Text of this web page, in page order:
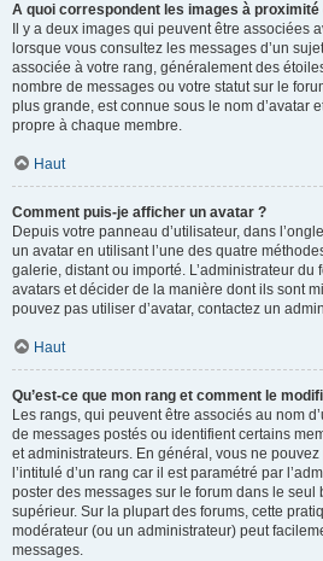
A quoi correspondent les images à proximité
Il y a deux images qui peuvent être associées
lorsque vous consultez les messages d’un
associée à votre rang, généralement des
nombre de messages ou votre statut sur le
plus grande, est connue sous le nom d’avatar
propre à chaque membre.
Haut
Comment puis-je afficher un avatar ?
Depuis votre panneau d’utilisateur, dans
un avatar en utilisant l’une des quatre
galerie, distant ou importé. L’administrateur du
avatars et décider de la manière dont ils sont
pouvez pas utiliser d’avatar, contactez un
Haut
Qu’est-ce que mon rang et comment le
Les rangs, qui peuvent être associés au nom
de messages postés ou identifient certains
et administrateurs. En général, vous ne
l’intitulé d’un rang car il est paramétré par
poster des messages sur le forum dans le seul
supérieur. Sur la plupart des forums, cette
modérateur (ou un administrateur) peut
messages.